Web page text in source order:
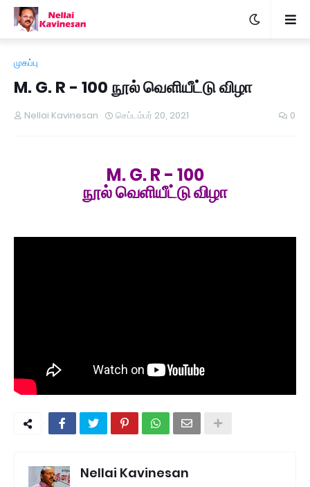
முகப்பு
M. G. R - 100 நூல் வெளியீட்டு விழா
Nellai Kavinesan செப்டம்பர் 20, 2021 0
M. G. R - 100
நூல் வெளியீட்டு விழா
Nellai Kavinesan